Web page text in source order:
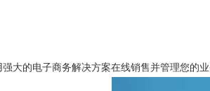
强大的电子商务解决方案在线销售并管理您的